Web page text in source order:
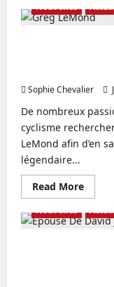
La
epouse
sa
et
son
âge
Nouvelles
Sophie Chevalier
De nombreux
cyclisme
LeMond afin d’en
légendaire...
Read MoreRead
more
L’âge
de
Nouvelles